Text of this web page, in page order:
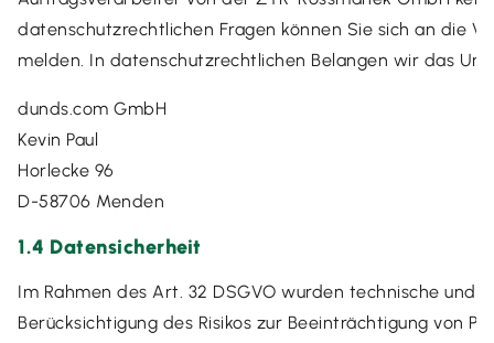
datenschutzrechtlichen Fragen können Sie sich an die
melden. In datenschutzrechtlichen Belangen wir das
dunds.com GmbH
Kevin Paul
Horlecke 96
D-58706 Menden
1.4 Datensicherheit
Im Rahmen des Art. 32 DSGVO wurden technische und
Berücksichtigung des Risikos zur Beeinträchtigung von